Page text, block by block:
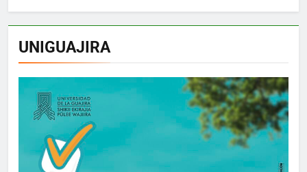
UNIGUAJIRA